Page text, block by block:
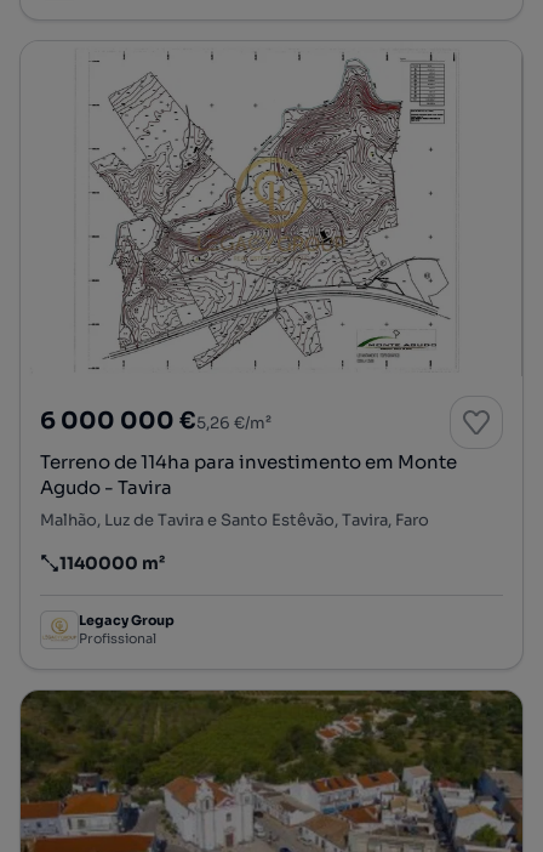
6 000 000 €5,26 €/m²
Terreno de 114ha para investimento em Monte
Agudo - Tavira
Malhão, Luz de Tavira e Santo Estêvão, Tavira, Faro
Preço por metro quadrado
1140000 m²
Legacy Group
Profissional